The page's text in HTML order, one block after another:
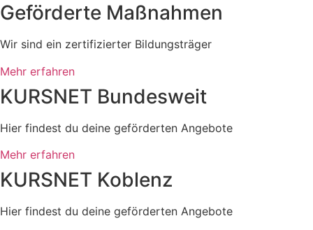
Geförderte Maßnahmen
Wir sind ein zertifizierter Bildungsträger
Mehr erfahren
KURSNET Bundesweit
Hier findest du deine geförderten Angebote
Mehr erfahren
KURSNET Koblenz
Hier findest du deine geförderten Angebote